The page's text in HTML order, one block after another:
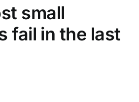
small
fail in the last